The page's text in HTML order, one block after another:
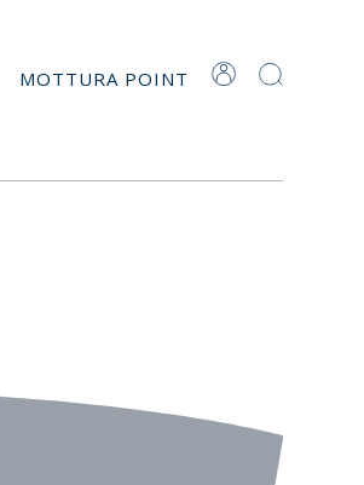
MOTTURA POINT